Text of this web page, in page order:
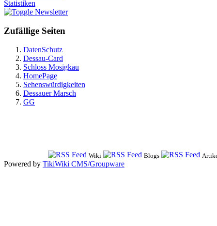
Statistiken
Newsletter
Zufällige Seiten
DatenSchutz
Dessau-Card
Schloss Mosigkau
HomePage
Sehenswürdigkeiten
Dessauer Marsch
GG
Wiki Blogs
Powered by TikiWiki CMS/Groupware